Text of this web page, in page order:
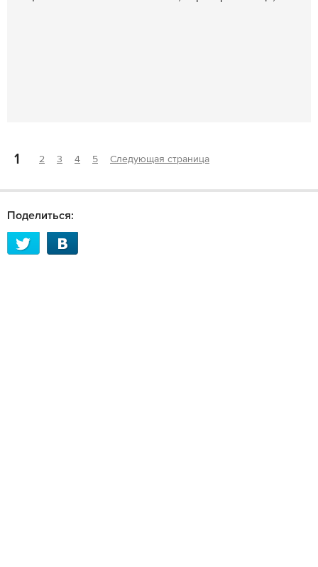
1 2 3 4 5 Следующая страница
Поделиться: